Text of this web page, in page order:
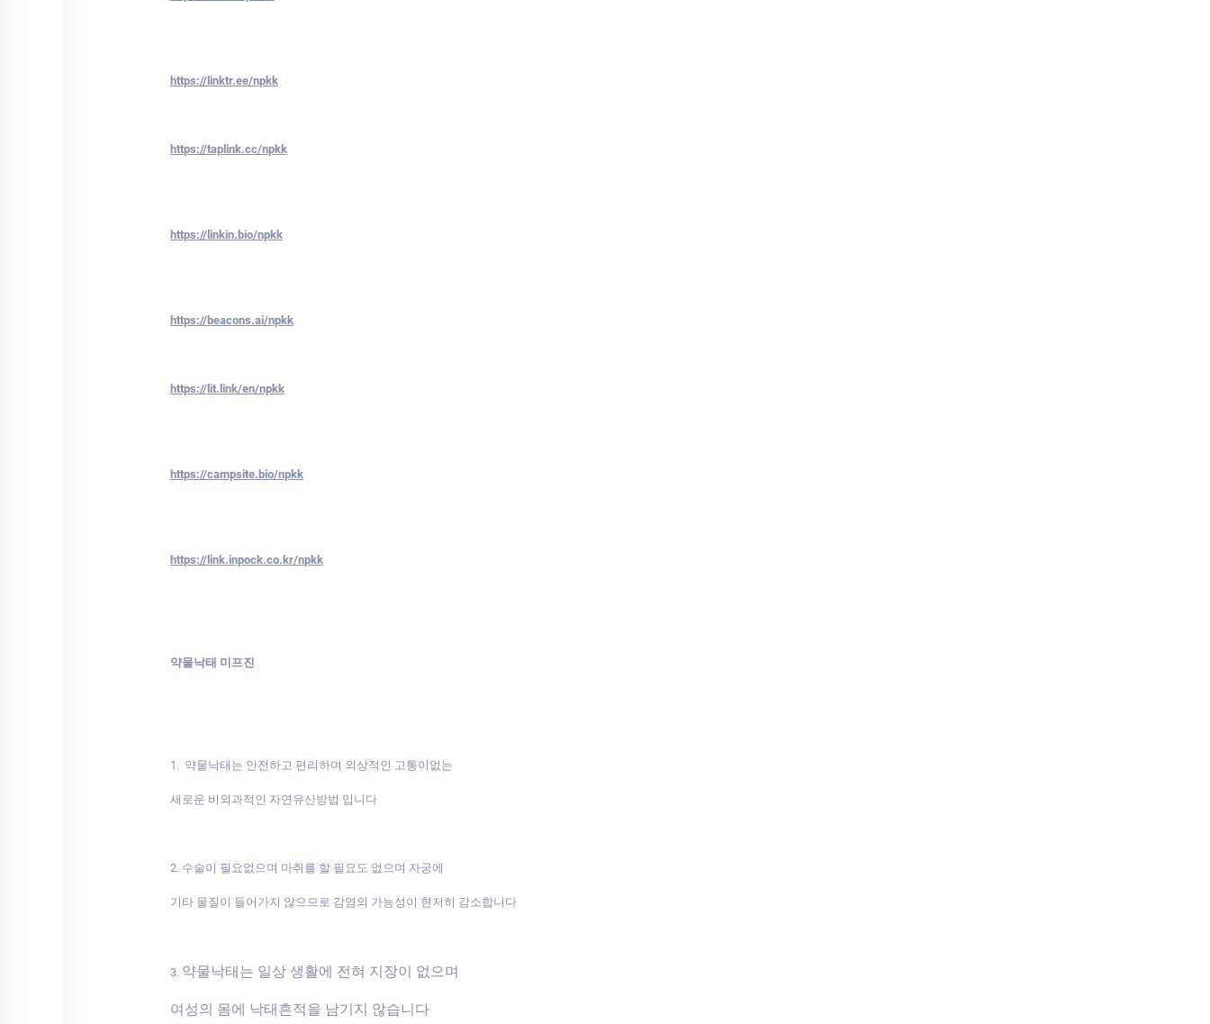
https://linktr.ee/npkk
https://taplink.cc/npkk
https://linkin.bio/npkk
https://beacons.ai/npkk
https://lit.link/en/npkk
https://campsite.bio/npkk
https://link.inpock.co.kr/npkk
약물낙태 미프진
1. 약물낙태는 안전하고 편리하며 외상적인 고통이없는
새로운 비외과적인 자연유산방법 입니다
2. 수술이 필요없으며 마취를 할 필요도 없으며 자궁에
기타 물질이 들어가지 않으므로 감염의 가능성이 현저히 감소합니다
3. 약물낙태는 일상 생활에 전혀 지장이 없으며
여성의 몸에 낙태흔적을 남기지 않습니다